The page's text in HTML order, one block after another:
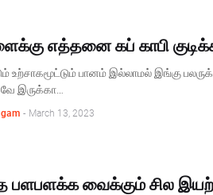
எத்தனை கப் காபி
உற்சாகமூட்டும் பானம் இல்லாமல் இங்கு
இருக்கா…
- March 13, 2023
பளபளக்க வைக்கும் சில